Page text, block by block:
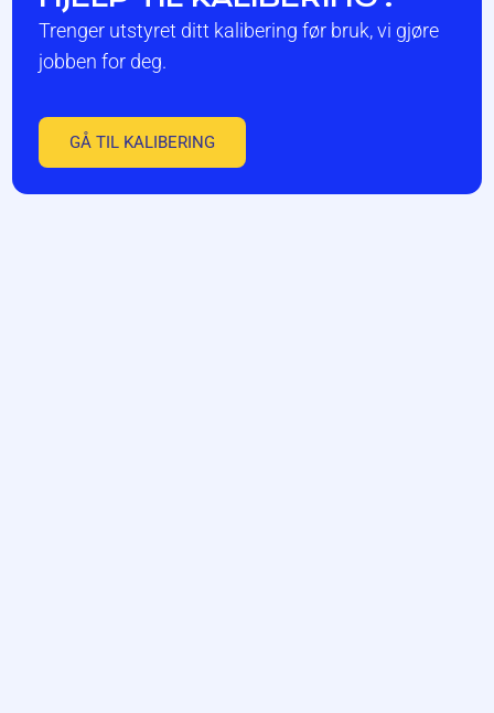
Trenger utstyret ditt kalibering før bruk, vi gjøre
jobben for deg.
GÅ TIL KALIBERING